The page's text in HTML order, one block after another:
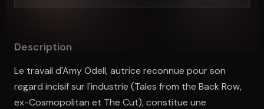
Description
Le travail d'Amy Odell, autrice reconnue pour son
regard incisif sur l'industrie (Tales from the Back Row,
ex-Cosmopolitan et The Cut), constitue une